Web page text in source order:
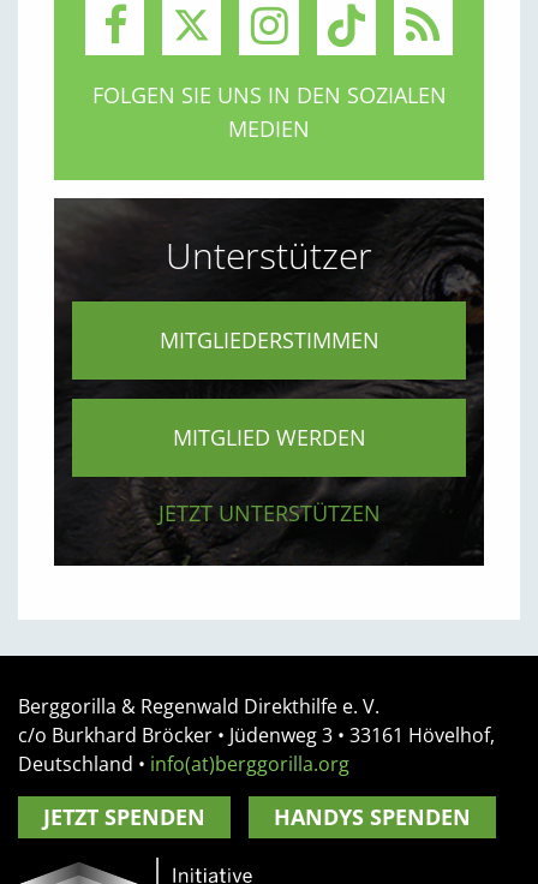
FOLGEN SIE UNS IN DEN SOZIALEN
MEDIEN
Unterstützer
MITGLIEDERSTIMMEN
MITGLIED WERDEN
JETZT UNTERSTÜTZEN
Berggorilla & Regenwald Direkthilfe e. V.
c/o Burkhard Bröcker • Jüdenweg 3 • 33161 Hövelhof,
Deutschland • info(at)berggorilla.org
JETZT SPENDEN HANDYS SPENDEN